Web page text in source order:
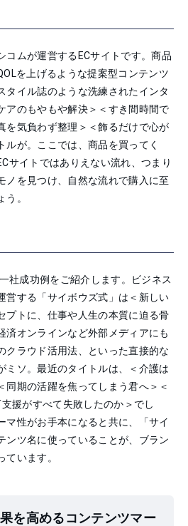
コムが運営するECサイトです。商品
を上げるような提案型コンテンツ
タイル誌のような洗練されたインタ
アのもやもや解決＞＜すき間時間で
を気負わず整理＞＜飾るだけで心が
ルが。ここでは、商品を買ってく
サイトではありえない流れ、つまり
ノを見つけ、自然な流れで購入に至
。
社成功例をご紹介します。ビジネス
営する「サイボウズ式」は＜新しい
プトに、仕事や人生の本質に迫る骨
済オンラインなど外部メディアにも
クラウド活用法、といった直接的な
ミソ。最近のタイトルは、＜介護は
同期の活躍を焦ってしまう君へ＞＜
援がすべて失敗したのか＞でし
マ性がお手本になると共に、「サイ
ンツ名に使っていることが、ブラン
ています。
を高めるコンテンツマー